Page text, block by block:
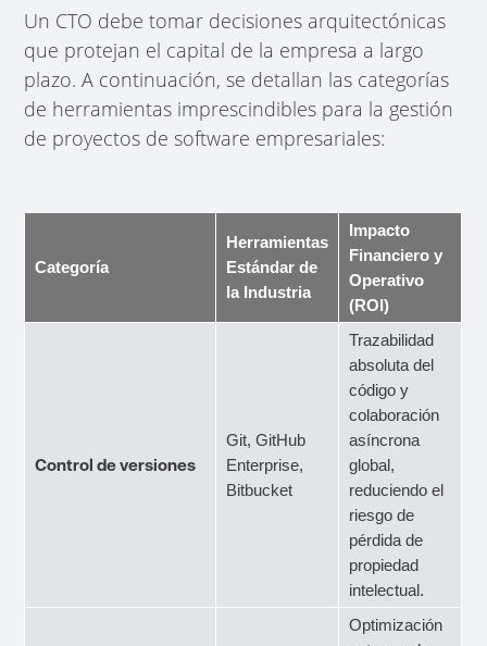
Un CTO debe tomar decisiones arquitectónicas
que protejan el capital de la empresa a largo
plazo. A continuación, se detallan las categorías
de herramientas imprescindibles para la gestión
de proyectos de software empresariales:
Categoría
Herramientas
Estándar de
la Industria
Impacto
Financiero y
Operativo
(ROI)
Control de versiones
Git, GitHub
Enterprise,
Bitbucket
Trazabilidad
absoluta del
código y
colaboración
asíncrona
global,
reduciendo el
riesgo de
pérdida de
propiedad
intelectual.
Optimización